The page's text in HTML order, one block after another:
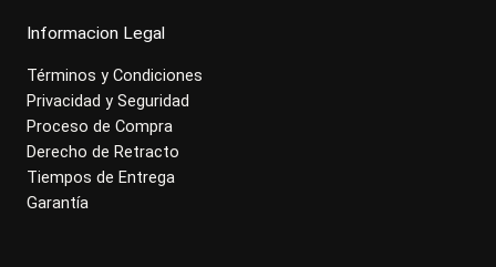
Informacion Legal
Términos y Condiciones
Privacidad y Seguridad
Proceso de Compra
Derecho de Retracto
Tiempos de Entrega
Garantía